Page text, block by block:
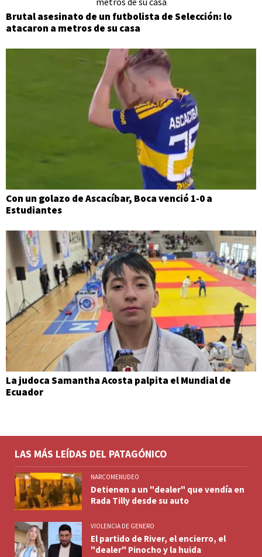
Brutal asesinato de un futbolista de Selección: lo
atacaron a metros de su casa
Con un golazo de Ascacíbar, Boca venció 1-0 a
Estudiantes
La judoca Samantha Acosta palpita el Mundial de
Ecuador
LAS MÁS LEÍDAS DEL PATAGÓNICO
NARCOMENUDEO
Detienen a un "dealer" que vendía en
Rada Tilly desde su auto
VIOLENCIA DE GENERO
El partido de River, el encierro, el
"dealer" Pinocho y la huida